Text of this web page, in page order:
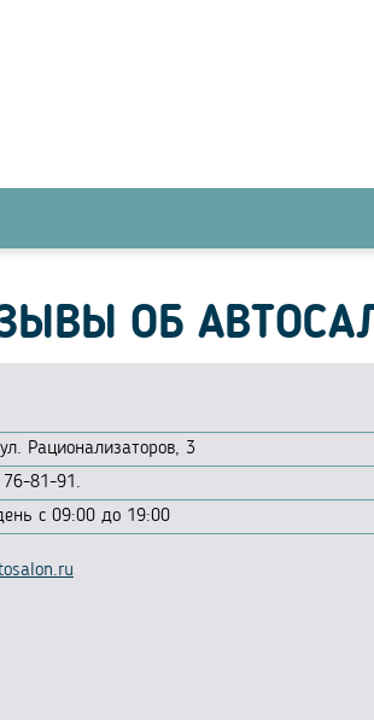
ОБ
ул. Рационализаторов, 3
81-91.
с 09:00 до 19:00